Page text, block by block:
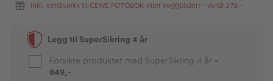
Lagersalg
Bildeprodukter
Inkl. verdisjekk til CEWE FOTOBOK eller veggbilder! - verdi 379,-
Legg til SuperSikring 4 år
Forsikre produktet med SuperSikring 4 år -
849,-